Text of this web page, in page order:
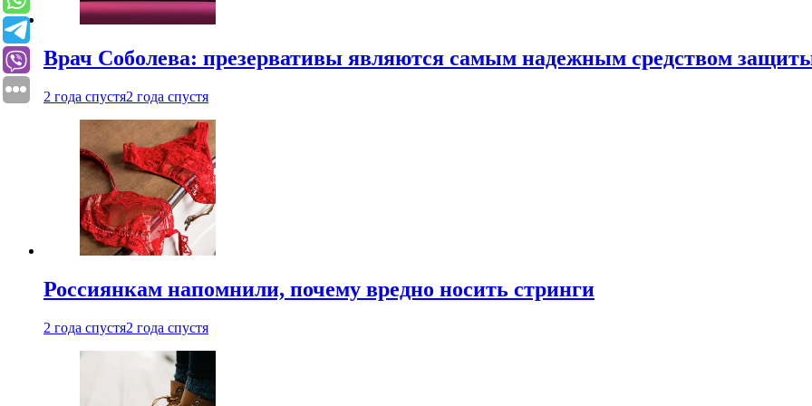
Врач Соболева: презервативы являются самым надежным средством
2 года спустя2 года спустя
Россиянкам напомнили, почему вредно носить стринги
2 года спустя2 года спустя